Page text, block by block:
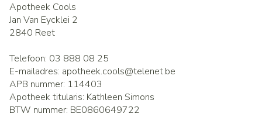
Apotheek Cools
Jan Van Eycklei 2
2840 Reet
Telefoon: 03 888 08 25
E-mailadres: apotheek.cools@telenet.be
APB nummer: 114403
Apotheek titularis: Kathleen Simons
BTW nummer: BE0860649722